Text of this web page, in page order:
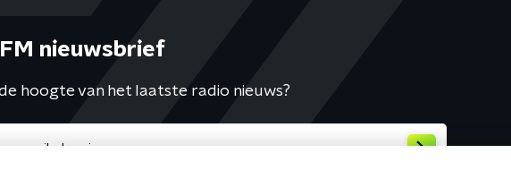
nieuwsbrief
hoogte van het laatste radio nieuws?